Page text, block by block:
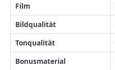
Film
Bildqualität
Tonqualität
Bonusmaterial